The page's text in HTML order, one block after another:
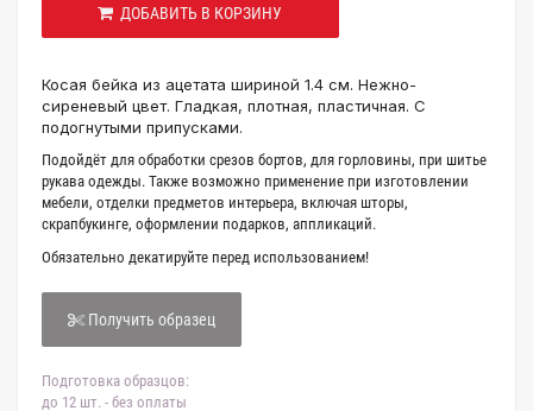
ДОБАВИТЬ В КОРЗИНУ
Косая бейка из ацетата шириной 1.4 см. Нежно-
сиреневый цвет. Гладкая, плотная, пластичная. С
подогнутыми припусками.
Подойдёт для обработки срезов бортов, для горловины, при шитье
рукава одежды. Также возможно применение при изготовлении
мебели, отделки предметов интерьера, включая шторы,
скрапбукинге, оформлении подарков, аппликаций.
Обязательно декатируйте перед использованием!
Получить образец
Подготовка образцов:
до 12 шт. - без оплаты